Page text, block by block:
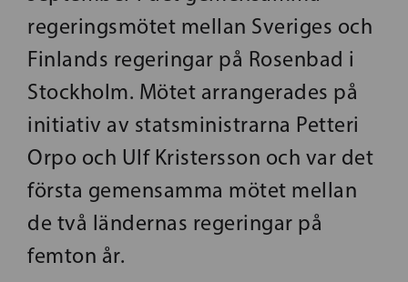
regeringsmötet mellan Sveriges och
Finlands regeringar på Rosenbad i
Stockholm. Mötet arrangerades på
initiativ av statsministrarna Petteri
Orpo och Ulf Kristersson och var det
första gemensamma mötet mellan
de två ländernas regeringar på
femton år.